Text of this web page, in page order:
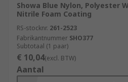
Showa Blue Nylon, Polyester
Nitrile Foam Coating
RS-stocknr. 261-2523
Fabrikantnummer SHO377
Subtotaal (1 paar)
€ 10,04(excl. BTW)
Aantal